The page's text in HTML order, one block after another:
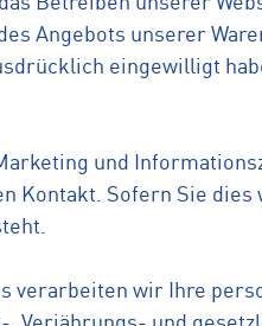
Angebots unserer
eingewilligt
und
Kontakt. Sofern Sie
verarbeiten wir Ihre